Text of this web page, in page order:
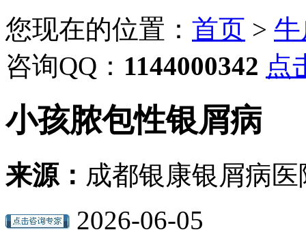
您现在的位置： 首页 >
咨询QQ： 1144000342 点
小孩脓包性银屑病
来源： 成都银康银屑病医
2026-06-05